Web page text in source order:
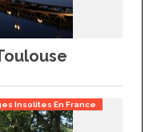
Insolites En France